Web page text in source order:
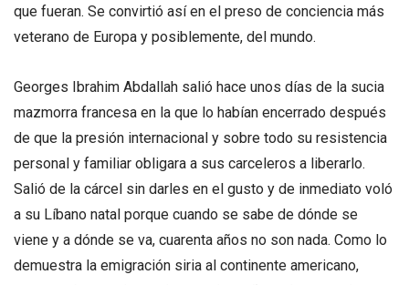
que fueran. Se convirtió así en el preso de conciencia más
veterano de Europa y posiblemente, del mundo.
Georges Ibrahim Abdallah salió hace unos días de la sucia
mazmorra francesa en la que lo habían encerrado después
de que la presión internacional y sobre todo su resistencia
personal y familiar obligara a sus carceleros a liberarlo.
Salió de la cárcel sin darles en el gusto y de inmediato voló
a su Líbano natal porque cuando se sabe de dónde se
viene y a dónde se va, cuarenta años no son nada. Como lo
demuestra la emigración siria al continente americano,